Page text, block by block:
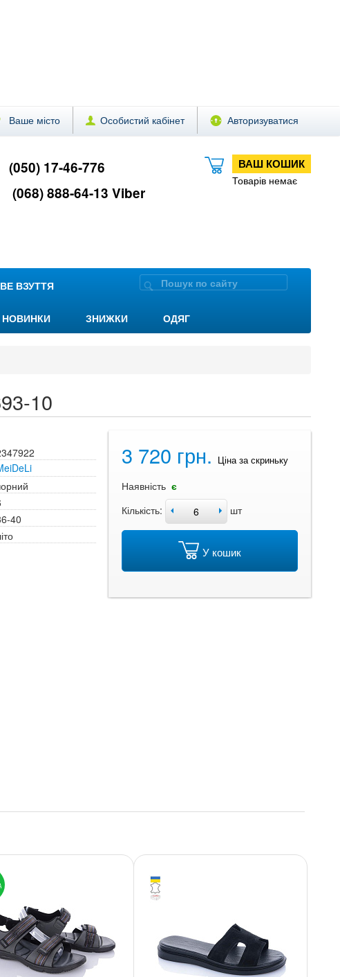
Ваше місто Особистий кабінет Авторизуватися
ВАШ КОШИК
Товарів немає
(050) 17-46-776
(068) 888-64-13 Viber
ВЗУТТЯ
НОВИНКИ ЗНИЖКИ ОДЯГ
10
40
3 720 грн. Ціна за скриньку
Наявність є
Кількість:
шт
У кошик